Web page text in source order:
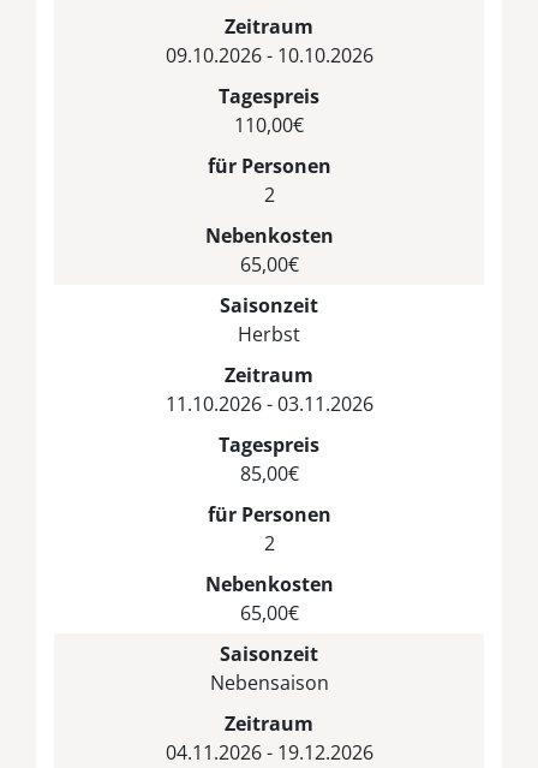
Zeitraum
09.10.2026 - 10.10.2026
Tagespreis
110,00€
für Personen
2
Nebenkosten
65,00€
Saisonzeit
Herbst
Zeitraum
11.10.2026 - 03.11.2026
Tagespreis
85,00€
für Personen
2
Nebenkosten
65,00€
Saisonzeit
Nebensaison
Zeitraum
04.11.2026 - 19.12.2026